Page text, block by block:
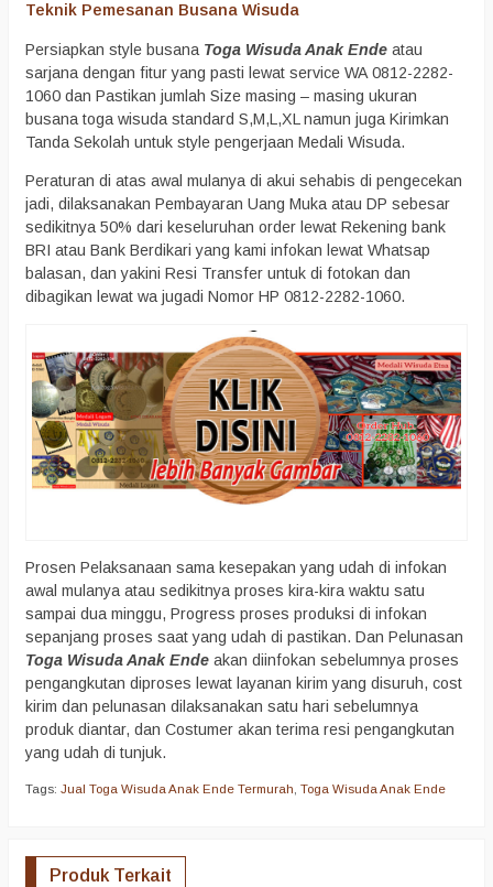
Teknik Pemesanan Busana Wisuda
Persiapkan style busana Toga Wisuda Anak Ende atau
sarjana dengan fitur yang pasti lewat service WA 0812-2282-
1060 dan Pastikan jumlah Size masing – masing ukuran
busana toga wisuda standard S,M,L,XL namun juga Kirimkan
Tanda Sekolah untuk style pengerjaan Medali Wisuda.
Peraturan di atas awal mulanya di akui sehabis di pengecekan
jadi, dilaksanakan Pembayaran Uang Muka atau DP sebesar
sedikitnya 50% dari keseluruhan order lewat Rekening bank
BRI atau Bank Berdikari yang kami infokan lewat Whatsap
balasan, dan yakini Resi Transfer untuk di fotokan dan
dibagikan lewat wa jugadi Nomor HP 0812-2282-1060.
Prosen Pelaksanaan sama kesepakan yang udah di infokan
awal mulanya atau sedikitnya proses kira-kira waktu satu
sampai dua minggu, Progress proses produksi di infokan
sepanjang proses saat yang udah di pastikan. Dan Pelunasan
Toga Wisuda Anak Ende akan diinfokan sebelumnya proses
pengangkutan diproses lewat layanan kirim yang disuruh, cost
kirim dan pelunasan dilaksanakan satu hari sebelumnya
produk diantar, dan Costumer akan terima resi pengangkutan
yang udah di tunjuk.
Tags: Jual Toga Wisuda Anak Ende Termurah Toga Wisuda Anak Ende
Produk Terkait